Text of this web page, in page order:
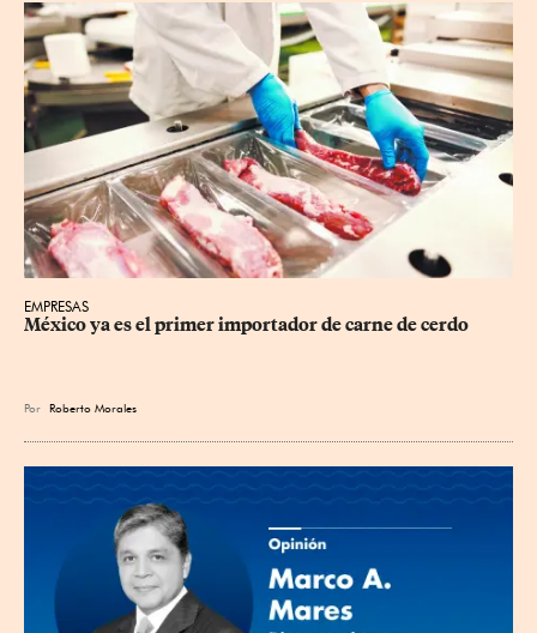
EMPRESAS
México ya es el primer importador de carne de cerdo
Por Roberto Morales